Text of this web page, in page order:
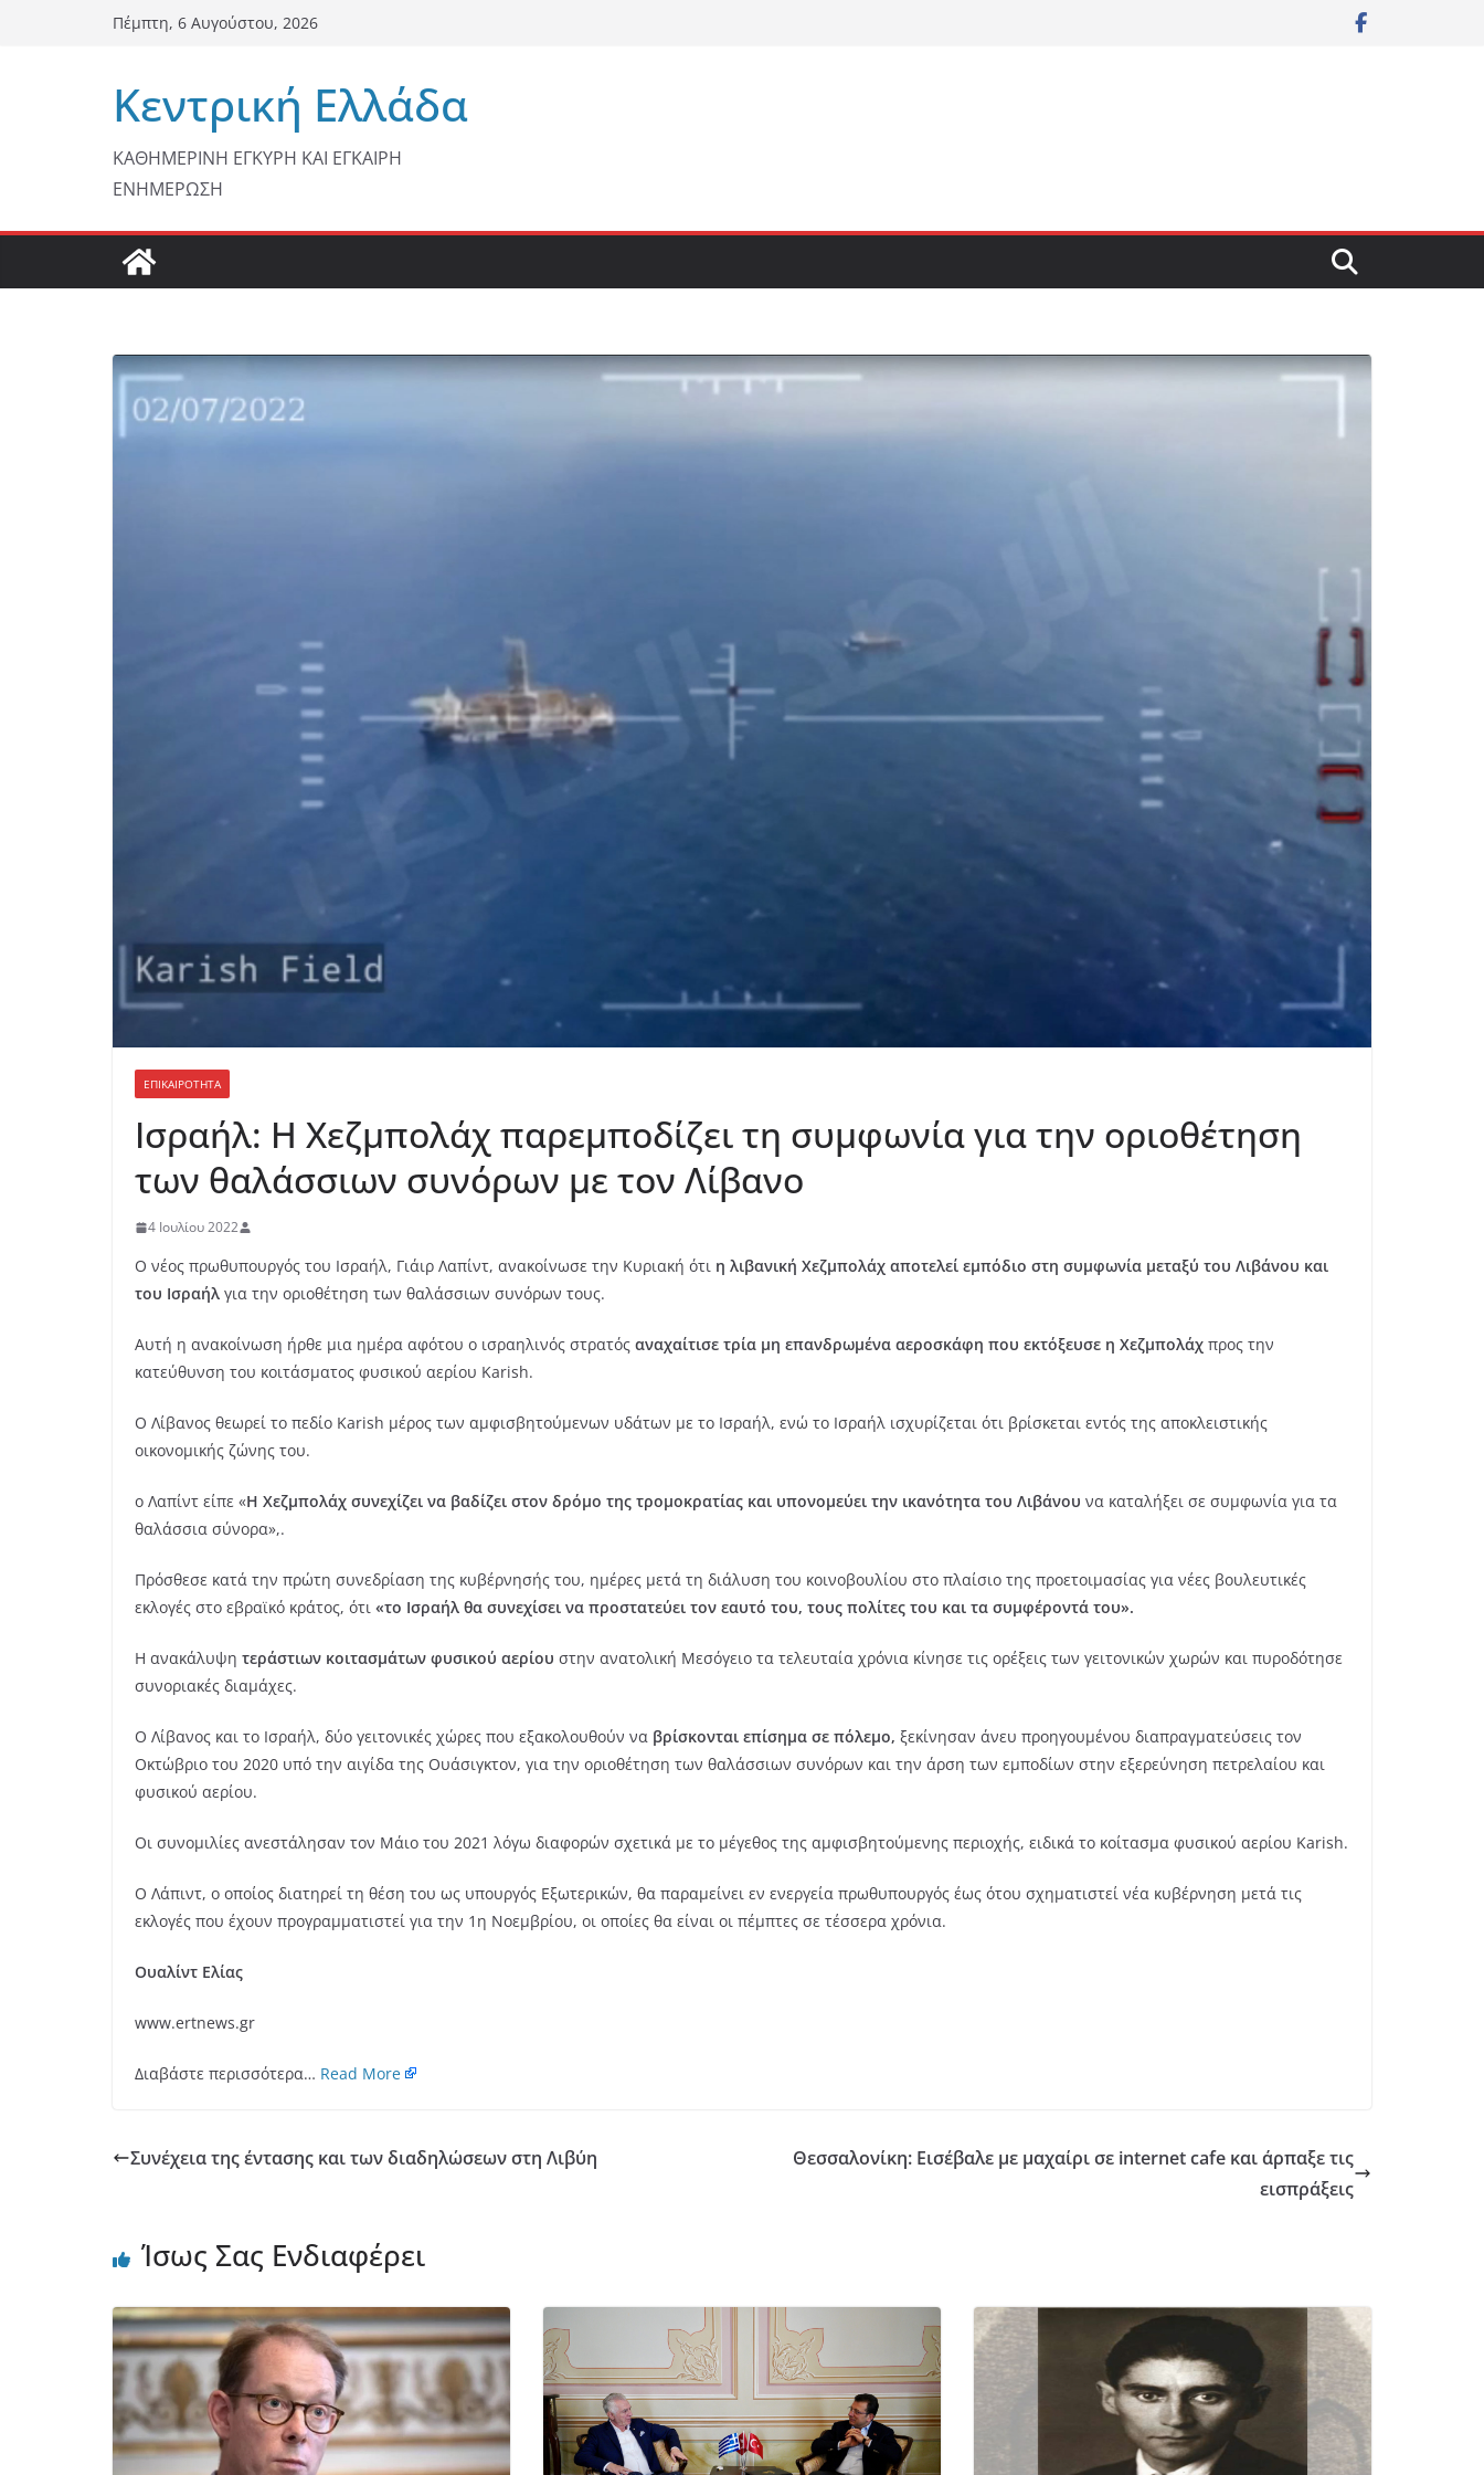
Πέμπτη, 6 Αυγούστου, 2026
Κεντρική Ελλάδα
ΚΑΘΗΜΕΡΙΝΗ ΕΓΚΥΡΗ ΚΑΙ ΕΓΚΑΙΡΗ
ΕΝΗΜΕΡΩΣΗ
ΕΠΙΚΑΙΡΟΤΗΤΑ
Ισραήλ: Η Χεζμπολάχ παρεμποδίζει τη συμφωνία για την οριοθέτηση
των θαλάσσιων συνόρων με τον Λίβανο
4 Ιουλίου 2022
Ο νέος πρωθυπουργός του Ισραήλ, Γιάιρ Λαπίντ, ανακοίνωσε την Κυριακή ότι η λιβανική Χεζμπολάχ αποτελεί εμπόδιο στη συμφωνία μεταξύ του Λιβάνου και
του Ισραήλ για την οριοθέτηση των θαλάσσιων συνόρων τους.
Αυτή η ανακοίνωση ήρθε μια ημέρα αφότου ο ισραηλινός στρατός αναχαίτισε τρία μη επανδρωμένα αεροσκάφη που εκτόξευσε η Χεζμπολάχ προς την
κατεύθυνση του κοιτάσματος φυσικού αερίου Karish.
Ο Λίβανος θεωρεί το πεδίο Karish μέρος των αμφισβητούμενων υδάτων με το Ισραήλ, ενώ το Ισραήλ ισχυρίζεται ότι βρίσκεται εντός της αποκλειστικής
οικονομικής ζώνης του.
ο Λαπίντ είπε «Η Χεζμπολάχ συνεχίζει να βαδίζει στον δρόμο της τρομοκρατίας και υπονομεύει την ικανότητα του Λιβάνου να καταλήξει σε συμφωνία για τα
θαλάσσια σύνορα»,.
Πρόσθεσε κατά την πρώτη συνεδρίαση της κυβέρνησής του, ημέρες μετά τη διάλυση του κοινοβουλίου στο πλαίσιο της προετοιμασίας για νέες βουλευτικές
εκλογές στο εβραϊκό κράτος, ότι «το Ισραήλ θα συνεχίσει να προστατεύει τον εαυτό του, τους πολίτες του και τα συμφέροντά του».
Η ανακάλυψη τεράστιων κοιτασμάτων φυσικού αερίου στην ανατολική Μεσόγειο τα τελευταία χρόνια κίνησε τις ορέξεις των γειτονικών χωρών και πυροδότησε
συνοριακές διαμάχες.
Ο Λίβανος και το Ισραήλ, δύο γειτονικές χώρες που εξακολουθούν να βρίσκονται επίσημα σε πόλεμο, ξεκίνησαν άνευ προηγουμένου διαπραγματεύσεις τον
Οκτώβριο του 2020 υπό την αιγίδα της Ουάσιγκτον, για την οριοθέτηση των θαλάσσιων συνόρων και την άρση των εμποδίων στην εξερεύνηση πετρελαίου και
φυσικού αερίου.
Οι συνομιλίες ανεστάλησαν τον Μάιο του 2021 λόγω διαφορών σχετικά με το μέγεθος της αμφισβητούμενης περιοχής, ειδικά το κοίτασμα φυσικού αερίου Karish.
Ο Λάπιντ, ο οποίος διατηρεί τη θέση του ως υπουργός Εξωτερικών, θα παραμείνει εν ενεργεία πρωθυπουργός έως ότου σχηματιστεί νέα κυβέρνηση μετά τις
εκλογές που έχουν προγραμματιστεί για την 1η Νοεμβρίου, οι οποίες θα είναι οι πέμπτες σε τέσσερα χρόνια.
Ουαλίντ Ελίας
www.ertnews.gr
Διαβάστε περισσότερα… Read More
Συνέχεια της έντασης και των διαδηλώσεων στη Λιβύη
Θεσσαλονίκη: Εισέβαλε με μαχαίρι σε internet cafe και άρπαξε τις
εισπράξεις
Ίσως Σας Ενδιαφέρει